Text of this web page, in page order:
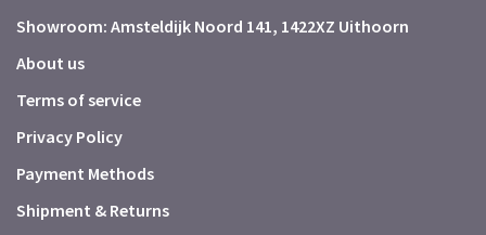
Showroom: Amsteldijk Noord 141, 1422XZ Uithoorn
About us
Terms of service
Privacy Policy
Payment Methods
Shipment & Returns